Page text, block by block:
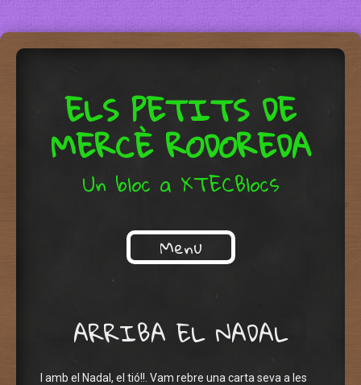
ELS PETITS DE
MERCÈ RODOREDA
Un bloc a XTECBlocs
Menu
Skip to content
ARRIBA EL NADAL
I amb el Nadal, el tió!!. Vam rebre una carta seva a les